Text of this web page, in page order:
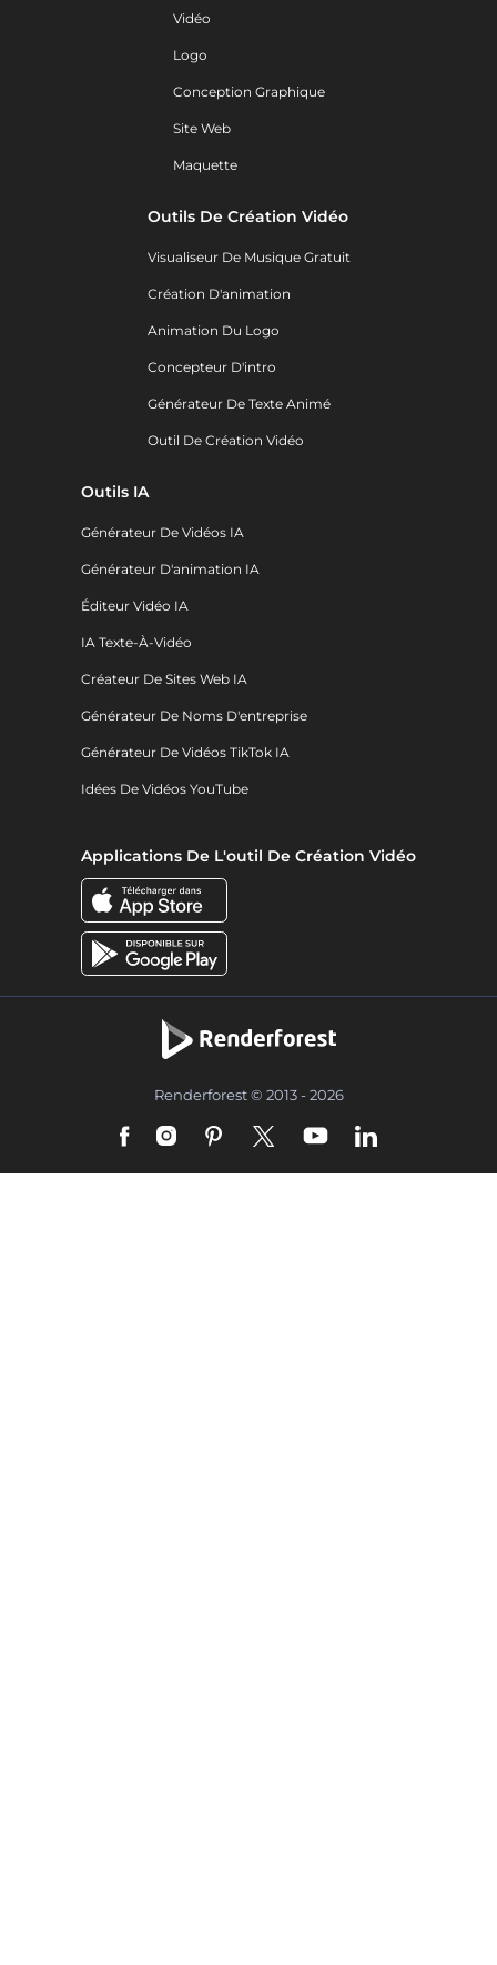
Vidéo
Logo
Conception Graphique
Site Web
Maquette
Outils De Création Vidéo
Visualiseur De Musique Gratuit
Création D'animation
Animation Du Logo
Concepteur D'intro
Générateur De Texte Animé
Outil De Création Vidéo
Outils IA
Générateur De Vidéos IA
Générateur D'animation IA
Éditeur Vidéo IA
IA Texte-À-Vidéo
Créateur De Sites Web IA
Générateur De Noms D'entreprise
Générateur De Vidéos TikTok IA
Idées De Vidéos YouTube
Applications De L'outil De Création Vidéo
Renderforest © 2013 - 2026